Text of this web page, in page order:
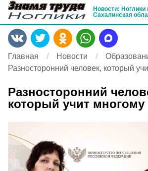
Новости: Ноглики
Сахалинская
Главная Новости
Разносторонний человек, который
Разносторонний
который учит многому